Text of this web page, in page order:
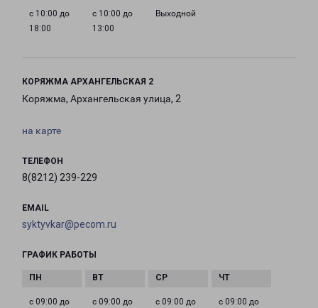
с 10:00 до
18:00
с 10:00 до
13:00
Выходной
КОРЯЖМА АРХАНГЕЛЬСКАЯ 2
Коряжма, Архангельская улица, 2
на карте
ТЕЛЕФОН
8(8212) 239-229
EMAIL
syktyvkar@pecom.ru
ГРАФИК РАБОТЫ
с 09:00 до
с 09:00 до
с 09:00 до
с 09:00 до